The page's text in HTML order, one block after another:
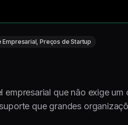
Empresarial, Preços de Startup
empresarial que não exige
que grandes